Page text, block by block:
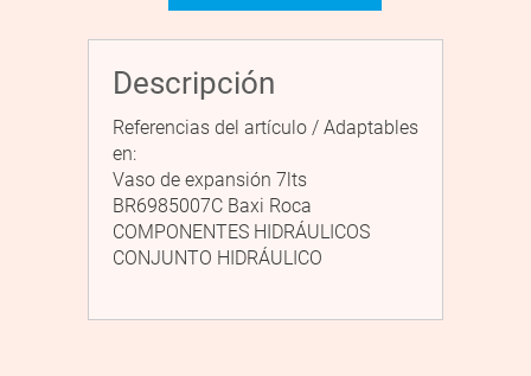
Descripción
Referencias del artículo / Adaptables
en:
Vaso de expansión 7lts
BR6985007C Baxi Roca
COMPONENTES HIDRÁULICOS
CONJUNTO HIDRÁULICO